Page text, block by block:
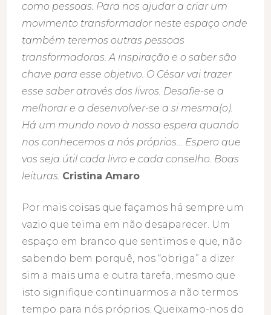
como pessoas. Para nos ajudar a criar um
movimento transformador neste espaço onde
também teremos outras pessoas
transformadoras. A inspiração e o saber são
chave para esse objetivo. O César vai trazer
esse saber através dos livros. Desafie-se a
melhorar e a desenvolver-se a si mesma(o).
Há um mundo novo à nossa espera quando
nos conhecemos a nós próprios… Espero que
vos seja útil cada livro e cada conselho. Boas
leituras. Cristina Amaro
Por mais coisas que façamos há sempre um
vazio que teima em não desaparecer. Um
espaço em branco que sentimos e que, não
sabendo bem porquê, nos “obriga” a dizer
sim a mais uma e outra tarefa, mesmo que
isto signifique continuarmos a não termos
tempo para nós próprios. Queixamo-nos do